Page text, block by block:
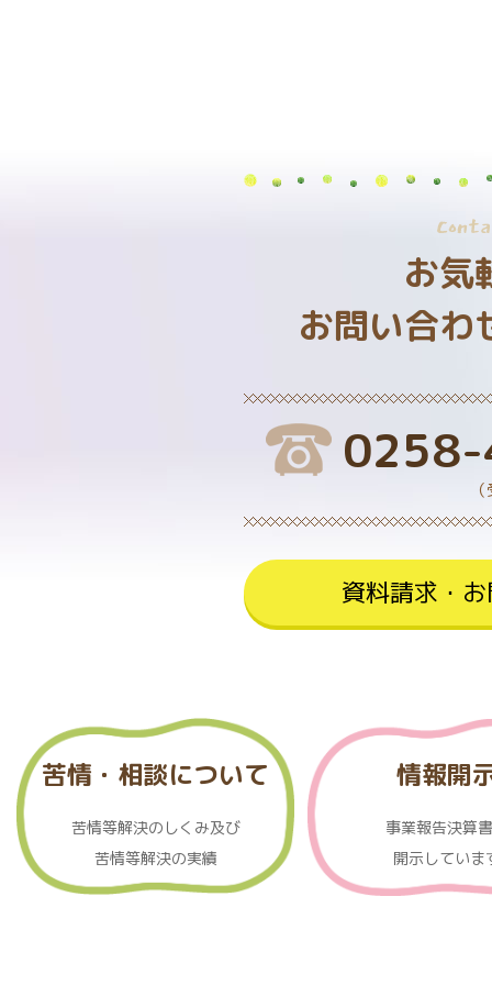
お気
お問い合わ
資料請求・
苦情・相談について
苦情等解決のしくみ及び
苦情等解決の実績
情報開
事業報告決算
開示していま